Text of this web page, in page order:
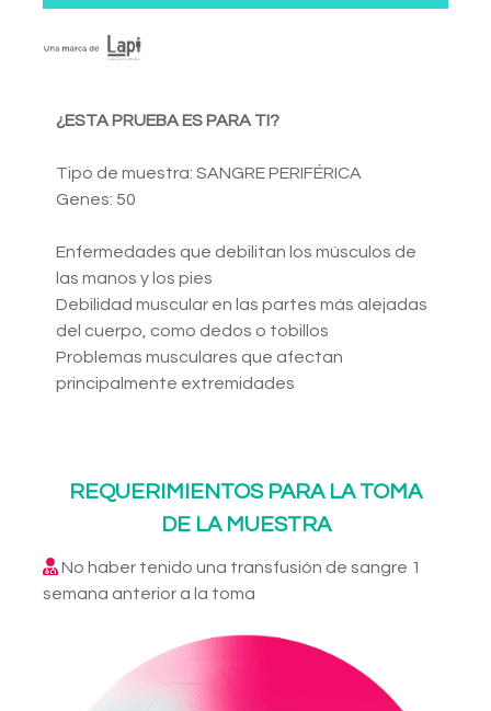
¿ESTA PRUEBA ES PARA TI?
Tipo de muestra: SANGRE PERIFÉRICA
Genes: 50
Enfermedades que debilitan los músculos de
las manos y los pies
Debilidad muscular en las partes más alejadas
del cuerpo, como dedos o tobillos
Problemas musculares que afectan
principalmente extremidades
REQUERIMIENTOS PARA LA TOMA
DE LA MUESTRA
No haber tenido una transfusión de sangre 1
semana anterior a la toma